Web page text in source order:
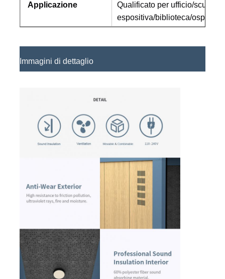
Applicazione
Qualificato per ufficio/scuola/
espositiva/biblioteca/
Immagini di dettaglio